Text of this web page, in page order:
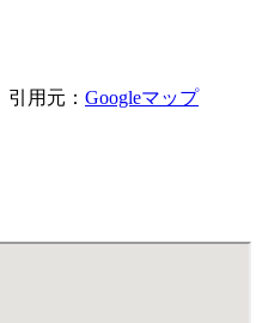
引用元： Googleマップ